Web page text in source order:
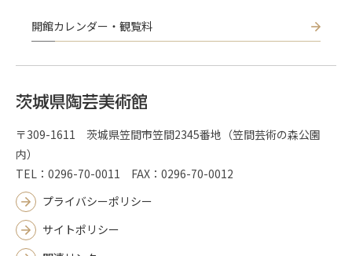
開館カレンダー・観覧料
〒309-1611 茨城県笠間市笠間2345番地（笠間芸術の森公園
内）
TEL：0296-70-0011 FAX：0296-70-0012
プライバシーポリシー
サイトポリシー